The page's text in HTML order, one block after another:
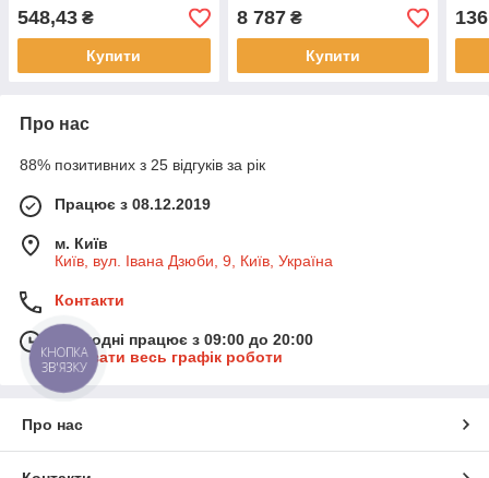
548,43 ₴
Купити
8 787₴
Купити
Про нас
88% позитивних з 25 відгуків за рік
Працює з 08.12.2019
м. Київ
Київ, вул. Івана Дзюби, 9, Київ, Україна
Контакти
Сьогодні працює з 09:00 до 20:00
Показати весь графік роботи
Про нас
КНОПКА
ЗВ'ЯЗКУ